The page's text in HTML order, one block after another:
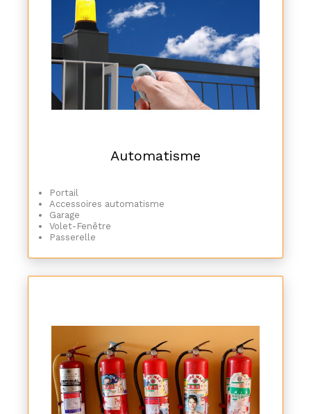
Automatisme
Portail
Accessoires automatisme
Garage
Volet-Fenêtre
Passerelle